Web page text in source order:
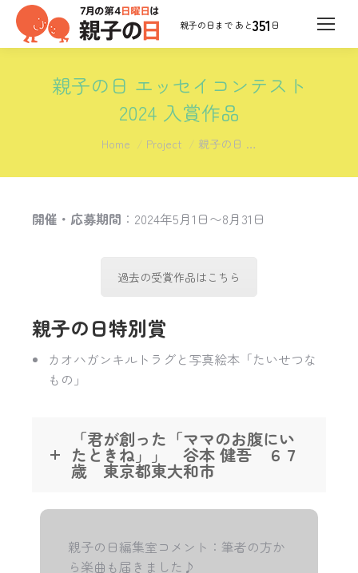
351 日
親子の日 エッセイコンテスト
2024 入賞作品
You are here:
Home Project 親子の日 …
開催・応募期間 ：2024年5月1日〜8月31日
過去の受賞作品はこちら
親子の日特別賞
カオハガンキルトラグと写真絵本「たいせつな
もの」
「君が創った「ママのお腹にい
たときね」」 谷本 健吾 ６７
歳 東京都東大和市
親子の日編集室コメント：筆者の方か
ら楽曲も届きました♪